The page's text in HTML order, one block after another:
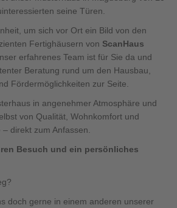
seine Türen.
um sich vor Ort ein Bild von den
Fertighäusern von ScanHaus
erfahrenes Team ist für Sie da und
Beratung rund um den Hausbau,
Fördermöglichkeiten zur Seite.
in angenehmer Atmosphäre und
von Qualität, Wohnkomfort und
direkt zum Anfassen.
Besuch und ein persönliches
doch gerne in einem anderen unserer